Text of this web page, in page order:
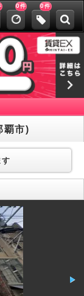
0件 0件
覇市)
す